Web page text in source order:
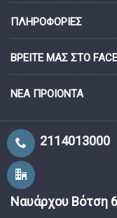
ΠΛΗΡΟΦΟΡΊΕΣ
ΒΡΕΊΤΕ ΜΑΣ ΣΤΟ
ΝΈΑ ΠΡΟΙΌΝΤΑ
2114013000
Ναυάρχου Βότση